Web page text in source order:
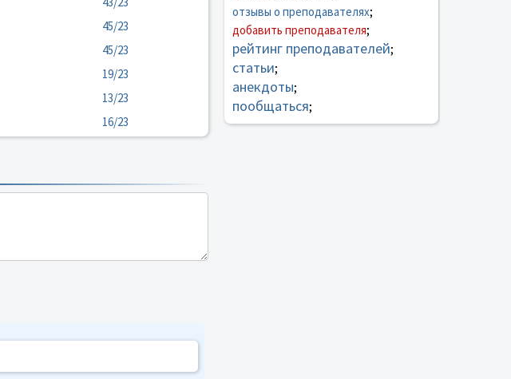
45/23
45/23
19/23
13/23
16/23
отзывы о преподавателях;
добавить преподавателя;
рейтинг преподавателей;
статьи;
анекдоты;
пообщаться;